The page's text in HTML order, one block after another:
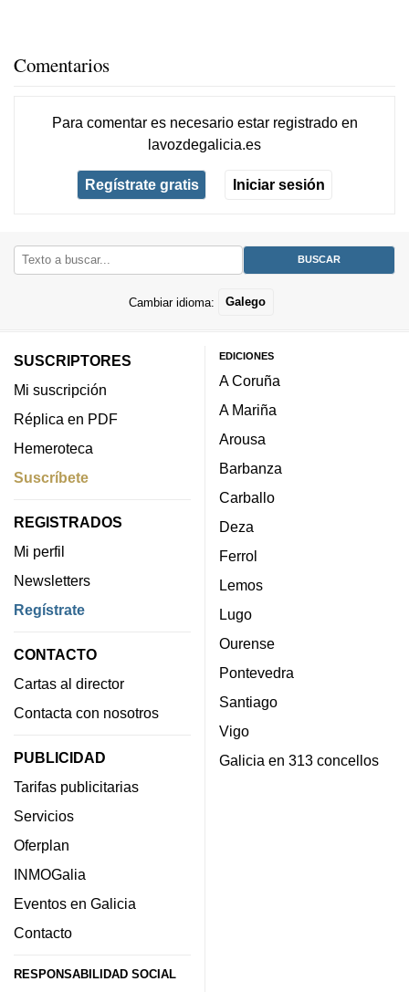
Comentarios
Para comentar es necesario estar registradoen
lavozdegalicia.es
Regístrate gratis Iniciar sesión
Cambiar idioma: Galego
SUSCRIPTORES
Mi suscripción
Réplica en PDF
Hemeroteca
Suscríbete
REGISTRADOS
Mi perfil
Newsletters
Regístrate
CONTACTO
Cartas al director
Contacta con nosotros
PUBLICIDAD
Tarifas publicitarias
Servicios
Oferplan
INMOGalia
Eventos en Galicia
Contacto
RESPONSABILIDAD SOCIAL
EDICIONES
A Coruña
A Mariña
Arousa
Barbanza
Carballo
Deza
Ferrol
Lemos
Lugo
Ourense
Pontevedra
Santiago
Vigo
Galicia en 313 concellos